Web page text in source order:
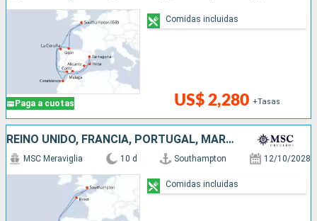
Paga a cuotas US$ 2,280 +Tasas
Comidas incluidas
REINO UNIDO, FRANCIA, PORTUGAL, MARRUECOS, ESPAÑA
MSC Meraviglia 10 d Southampton 12/10/2028
Comidas incluidas